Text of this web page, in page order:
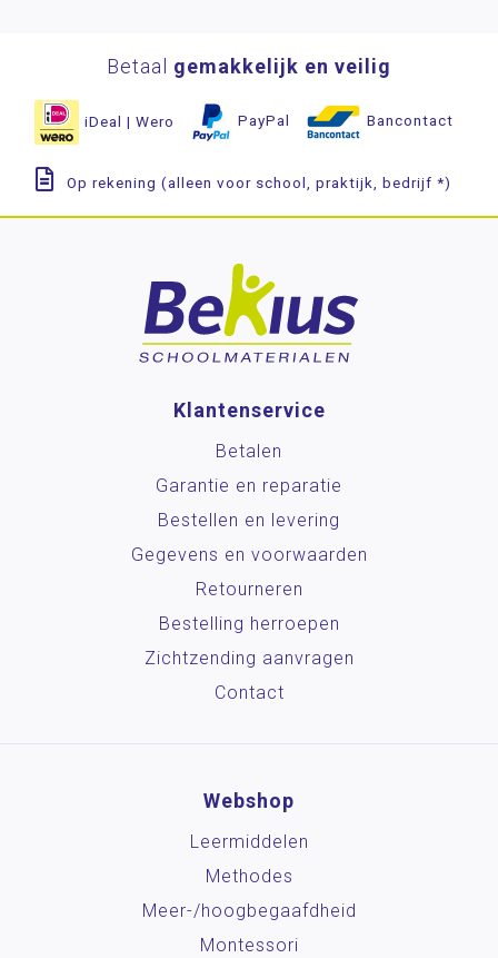
Betaal gemakkelijk en veilig
iDeal | Wero PayPal Bancontact
Op rekening (alleen voor school, praktijk, bedrijf *)
Klantenservice
Betalen
Garantie en reparatie
Bestellen en levering
Gegevens en voorwaarden
Retourneren
Bestelling herroepen
Zichtzending aanvragen
Contact
Webshop
Leermiddelen
Methodes
Meer-/hoog­begaafdheid
Montessori